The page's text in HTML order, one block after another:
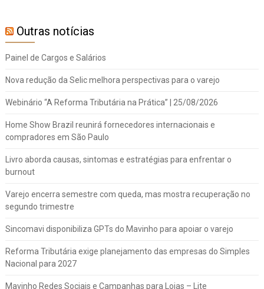
Outras notícias
Painel de Cargos e Salários
Nova redução da Selic melhora perspectivas para o varejo
Webinário “A Reforma Tributária na Prática” | 25/08/2026
Home Show Brazil reunirá fornecedores internacionais e
compradores em São Paulo
Livro aborda causas, sintomas e estratégias para enfrentar o
burnout
Varejo encerra semestre com queda, mas mostra recuperação no
segundo trimestre
Sincomavi disponibiliza GPTs do Mavinho para apoiar o varejo
Reforma Tributária exige planejamento das empresas do Simples
Nacional para 2027
Mavinho Redes Sociais e Campanhas para Lojas – Lite